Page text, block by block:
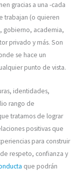
gracias a una -cada
trabajan (o quieren
gobierno, academia,
privado y más. Son
se hace un
punto de vista.
identidades,
rango de
tratamos de lograr
positivas que
para construir
respeto, confianza y
que podrán